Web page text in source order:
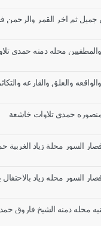
المنصوره حمدي تلاوات خاشعة